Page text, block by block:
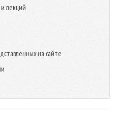
лекций
на сайте